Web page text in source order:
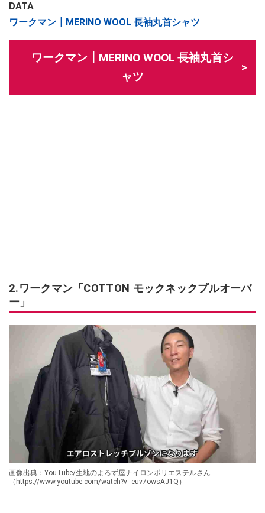
DATA
ワークマン┃MERINO WOOL 長袖丸首シャツ
ワークマン┃MERINO WOOL 長袖丸首シ
ャツ
2.ワークマン「COTTON モックネックプルオーバ
ー」
画像出典：YouTube/生地のよろず屋ナイロンポリエステルさん
（https://www.youtube.com/watch?v=euv7owsAJ1Q）